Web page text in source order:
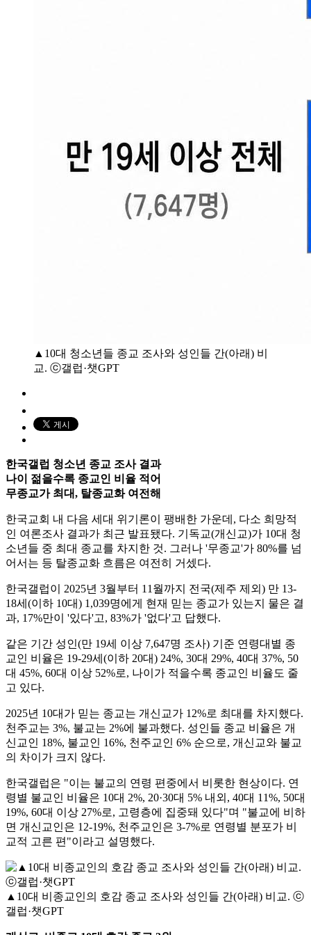
▲10대 청소년들 종교 조사와 성인들 간(아래) 비
교. ⓒ갤럽·챗GPT
한국갤럽 청소년 종교 조사 결과
나이 젊을수록 종교인 비율 적어
무종교가 최대, 탈종교화 여전해
한국교회 내 다음 세대 위기론이 팽배한 가운데, 다소 희망적
인 여론조사 결과가 최근 발표됐다. 기독교(개신교)가 10대 청
소년들 중 최대 종교를 차지한 것. 그러나 '무종교'가 80%를 넘
어서는 등 탈종교화 흐름은 여전히 거셌다.
한국갤럽이 2025년 3월부터 11월까지 전국(제주 제외) 만 13-
18세(이하 10대) 1,039명에게 현재 믿는 종교가 있는지 물은 결
과, 17%만이 '있다'고, 83%가 '없다'고 답했다.
같은 기간 성인(만 19세 이상 7,647명 조사) 기준 연령대별 종
교인 비율은 19-29세(이하 20대) 24%, 30대 29%, 40대 37%, 50
대 45%, 60대 이상 52%로, 나이가 적을수록 종교인 비율도 줄
고 있다.
2025년 10대가 믿는 종교는 개신교가 12%로 최대를 차지했다.
천주교는 3%, 불교는 2%에 불과했다. 성인들 종교 비율은 개
신교인 18%, 불교인 16%, 천주교인 6% 순으로, 개신교와 불교
의 차이가 크지 않다.
한국갤럽은 "이는 불교의 연령 편중에서 비롯한 현상이다. 연
령별 불교인 비율은 10대 2%, 20·30대 5% 내외, 40대 11%, 50대
19%, 60대 이상 27%로, 고령층에 집중돼 있다"며 "불교에 비하
면 개신교인은 12-19%, 천주교인은 3-7%로 연령별 분포가 비
교적 고른 편"이라고 설명했다.
▲10대 비종교인의 호감 종교 조사와 성인들 간(아래) 비교. ⓒ
갤럽·챗GPT